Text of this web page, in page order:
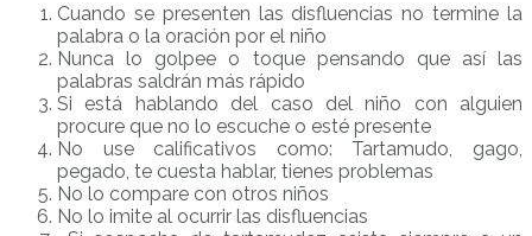
Cuando se presenten las disfluencias no termine la
palabra o la oración por el niño
Nunca lo golpee o toque pensando que así las
palabras saldrán más rápido
Si está hablando del caso del niño con alguien
procure que no lo escuche o esté presente
No use calificativos como: Tartamudo, gago,
pegado, te cuesta hablar, tienes problemas
No lo compare con otros niños
No lo imite al ocurrir las disfluencias